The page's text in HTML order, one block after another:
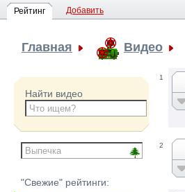
Рейтинг Добавить
Главная Видео
Найти видео
"Свежие" рейтинги:
1
2